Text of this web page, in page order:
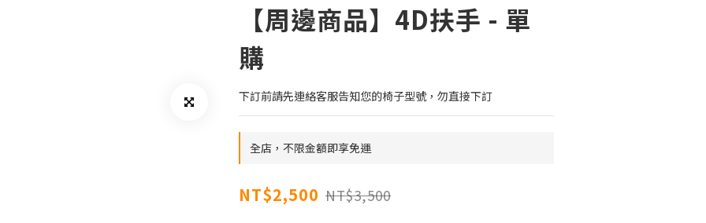
【周邊商品】4D扶手 - 單
購
下訂前請先連絡客服告知您的椅子型號，勿直接下訂
全店，不限金額即享免運
NT$2,500 NT$3,500